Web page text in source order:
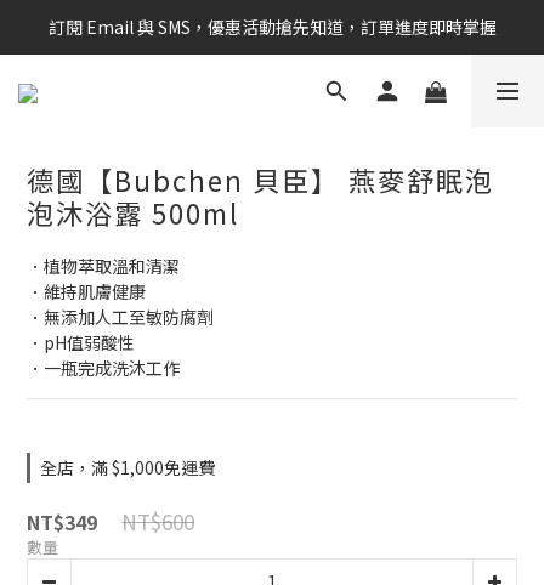
新會員享$100購物金 現在立即加入！
訂閱 Email 與 SMS，優惠活動搶先知道，訂單進度即時掌握
新會員享$100購物金 現在立即加入！
德國【Bubchen 貝臣】 燕麥舒眠泡
泡沐浴露 500ml
．植物萃取溫和清潔
．維持肌膚健康
．無添加人工至敏防腐劑
．pH值弱酸性
．一瓶完成洗沐工作
全店，滿 $1,000免運費
NT$349 NT$600
數量